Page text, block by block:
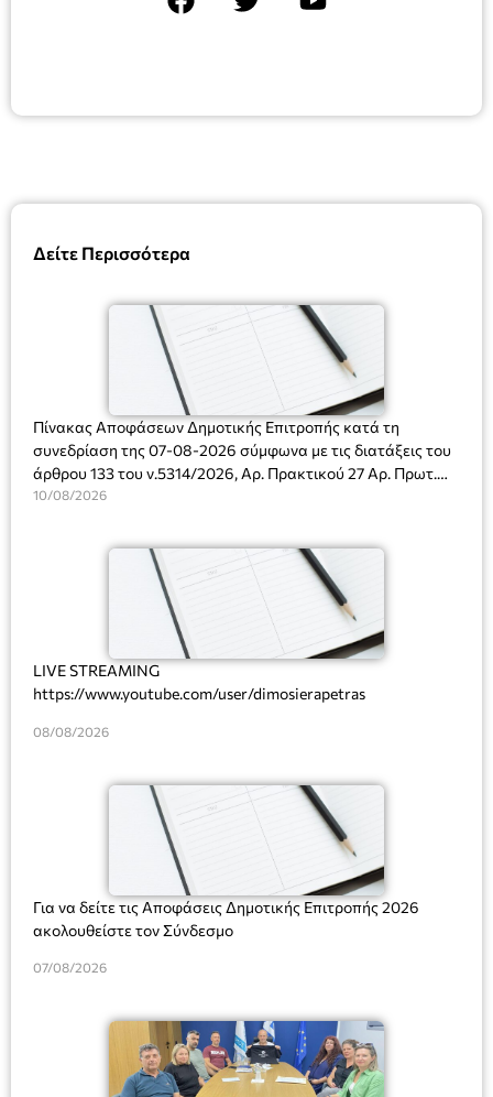
Δείτε Περισσότερα
Πίνακας Αποφάσεων Δημοτικής Επιτροπής κατά τη
συνεδρίαση της 07-08-2026 σύμφωνα με τις διατάξεις του
άρθρου 133 του ν.5314/2026, Αρ. Πρακτικού 27 Αρ. Πρωτ.
Πρόσκλησης: 10817/03-08-2026
10/08/2026
LIVE STREAMING
https://www.youtube.com/user/dimosierapetras
08/08/2026
Για να δείτε τις Αποφάσεις Δημοτικής Επιτροπής 2026
ακολουθείστε τον Σύνδεσμο
07/08/2026